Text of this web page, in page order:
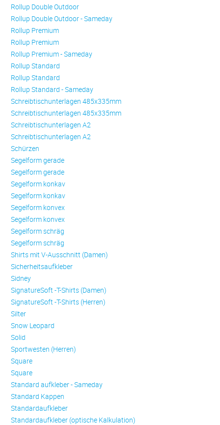
Rollup Double Outdoor
Rollup Double Outdoor - Sameday
Rollup Premium
Rollup Premium
Rollup Premium - Sameday
Rollup Standard
Rollup Standard
Rollup Standard - Sameday
Schreibtischunterlagen 485x335mm
Schreibtischunterlagen 485x335mm
Schreibtischunterlagen A2
Schreibtischunterlagen A2
Schürzen
Se­gel­form ge­ra­de
Se­gel­form ge­ra­de
Se­gel­form konkav
Se­gel­form konkav
Se­gel­form konvex
Se­gel­form konvex
Se­gel­form schräg
Se­gel­form schräg
Shirts mit V-Ausschnitt (Damen)
Sicherheitsaufkleber
Sidney
SignatureSoft -T-Shirts (Damen)
SignatureSoft -T-Shirts (Herren)
Silter
Snow Leopard
Solid
Sportwesten (Herren)
Square
Square
Standard aufkleber - Sameday
Standard Kappen
Standardaufkleber
Standardaufkleber (optische Kalkulation)